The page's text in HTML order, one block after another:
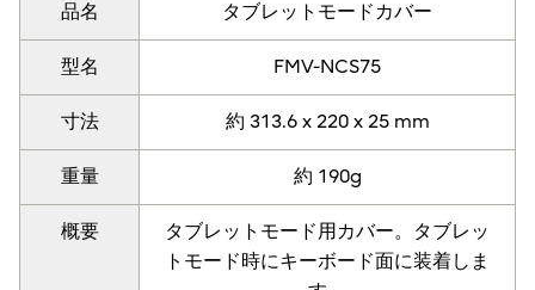
品名 タブレットモードカバー
型名 FMV-NCS75
寸法 約 313.6 x 220 x 25 mm
重量 約 190g
概要
タブレットモード用カバー。タブレッ
トモード時にキーボード面に装着しま